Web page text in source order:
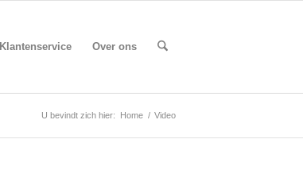
Klantenservice Over ons
U bevindt zich hier: Home / Video